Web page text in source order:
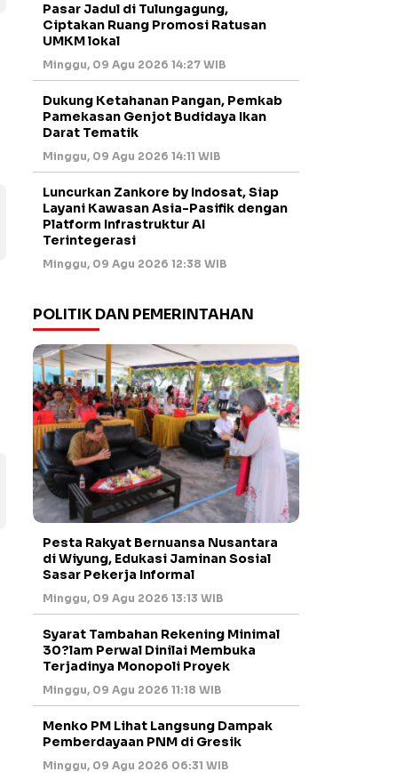
Pasar Jadul di Tulungagung,
Ciptakan Ruang Promosi Ratusan
UMKM lokal
Minggu, 09 Agu 2026 14:27 WIB
Dukung Ketahanan Pangan, Pemkab
Pamekasan Genjot Budidaya Ikan
Darat Tematik
Minggu, 09 Agu 2026 14:11 WIB
Luncurkan Zankore by Indosat, Siap
Layani Kawasan Asia-Pasifik dengan
Platform Infrastruktur AI
Terintegerasi
Minggu, 09 Agu 2026 12:38 WIB
POLITIK DAN PEMERINTAHAN
Pesta Rakyat Bernuansa Nusantara
di Wiyung, Edukasi Jaminan Sosial
Sasar Pekerja Informal
Minggu, 09 Agu 2026 13:13 WIB
Syarat Tambahan Rekening Minimal
30?lam Perwal Dinilai Membuka
Terjadinya Monopoli Proyek
Minggu, 09 Agu 2026 11:18 WIB
Menko PM Lihat Langsung Dampak
Pemberdayaan PNM di Gresik
Minggu, 09 Agu 2026 06:31 WIB